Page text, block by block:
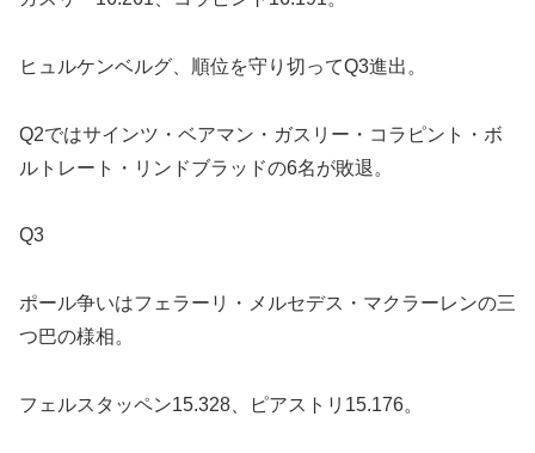
ヒュルケンベルグ、順位を守り切ってQ3進出。
Q2ではサインツ・ベアマン・ガスリー・コラピント・ボ
ルトレート・リンドブラッドの6名が敗退。
Q3
ポール争いはフェラーリ・メルセデス・マクラーレンの三
つ巴の様相。
フェルスタッペン15.328、ピアストリ15.176。